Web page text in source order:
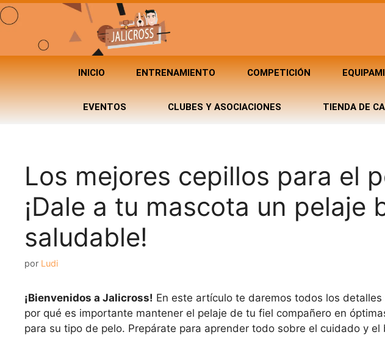
INICIO ENTRENAMIENTO COMPETICIÓN
EVENTOS CLUBES Y ASOCIACIONES TIENDA DE
Los mejores cepillos para el
¡Dale a tu mascota un pelaje
saludable!
por Ludi
¡Bienvenidos a Jalicross! En este artículo te daremos todos los detalles
por qué es importante mantener el pelaje de tu fiel compañero en
para su tipo de pelo. Prepárate para aprender todo sobre el cuidado y